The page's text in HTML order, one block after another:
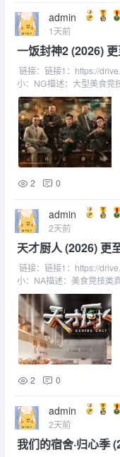
admin
1天前
一饭封神2 (2026)
链接：链接1：https://
小：NG描述：大型美食竞
2 0
admin
2天前
天才厨人 (2026) 更
链接：链接1：https://
小：NA描述：美食竞技类
2 0
admin
2天前
我们的宿舍·归心季